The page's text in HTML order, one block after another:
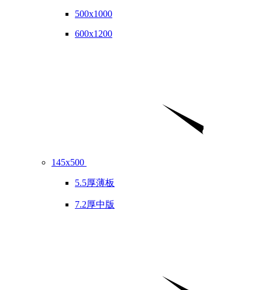
500x1000
600x1200
145x500
5.5厚薄板
7.2厚中版